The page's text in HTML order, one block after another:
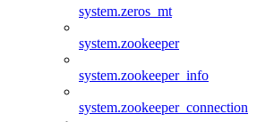
system.zeros_mt
system.zookeeper
system.zookeeper_info
system.zookeeper_connection